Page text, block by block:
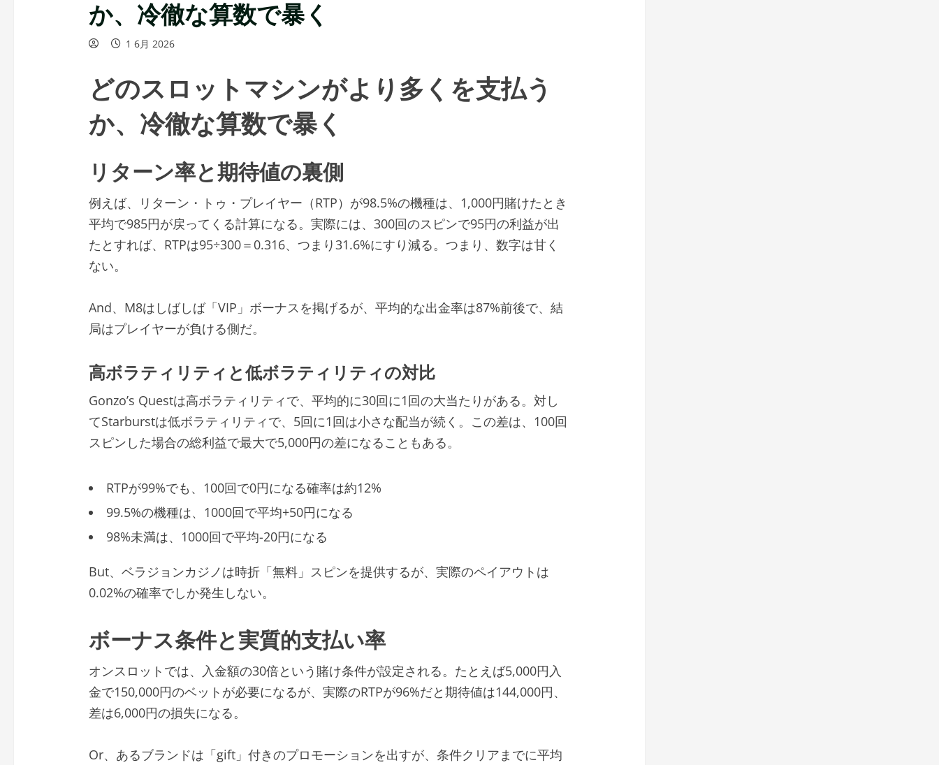
か、冷徹な算数で暴く
1 6月 2026
どのスロットマシンがより多くを支払う
か、冷徹な算数で暴く
リターン率と期待値の裏側
例えば、リターン・トゥ・プレイヤー（RTP）が98.5%の機種は、1,000円賭けたとき
平均で985円が戻ってくる計算になる。実際には、300回のスピンで95円の利益が出
たとすれば、RTPは95÷300＝0.316、つまり31.6%にすり減る。つまり、数字は甘く
ない。
And、M8はしばしば「VIP」ボーナスを掲げるが、平均的な出金率は87%前後で、結
局はプレイヤーが負ける側だ。
高ボラティリティと低ボラティリティの対比
Gonzo’s Questは高ボラティリティで、平均的に30回に1回の大当たりがある。対し
てStarburstは低ボラティリティで、5回に1回は小さな配当が続く。この差は、100回
スピンした場合の総利益で最大で5,000円の差になることもある。
RTPが99%でも、100回で0円になる確率は約12%
99.5%の機種は、1000回で平均+50円になる
98%未満は、1000回で平均-20円になる
But、ベラジョンカジノは時折「無料」スピンを提供するが、実際のペイアウトは
0.02%の確率でしか発生しない。
ボーナス条件と実質的支払い率
オンスロットでは、入金額の30倍という賭け条件が設定される。たとえば5,000円入
金で150,000円のベットが必要になるが、実際のRTPが96%だと期待値は144,000円、
差は6,000円の損失になる。
Or、あるブランドは「gift」付きのプロモーションを出すが、条件クリアまでに平均